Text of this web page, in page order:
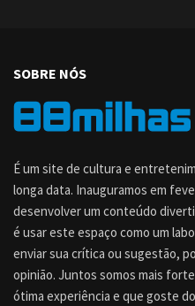
SOBRE NÓS
É um site de cultura e
longa data. Inauguramos em
desenvolver um conteúdo
é usar este espaço como um
enviar sua crítica ou sugestão,
opinião. Juntos somos mais
ótima experiência e que goste